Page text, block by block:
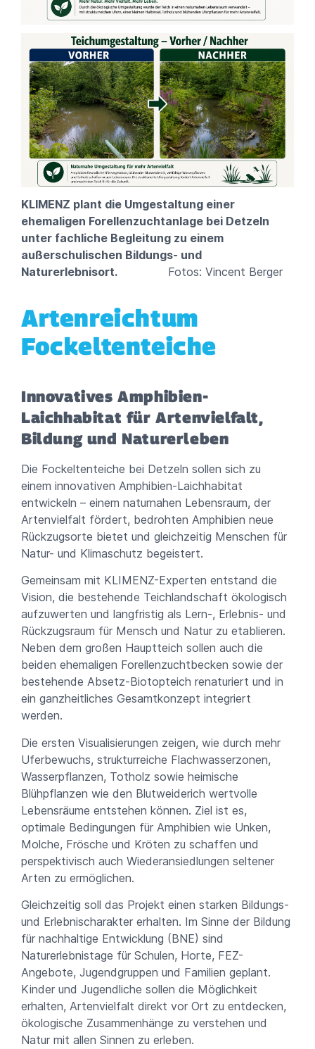
KLIMENZ plant die Umgestaltung einer
ehemaligen Forellenzuchtanlage bei Detzeln
unter fachliche Begleitung zu einem
außerschulischen Bildungs- und
Naturerlebnisort. Fotos: Vincent Berger
Artenreichtum
Fockeltenteiche
Innovatives Amphibien-
Laichhabitat für Artenvielfalt,
Bildung und Naturerleben
Die Fockeltenteiche bei Detzeln sollen sich zu
einem innovativen Amphibien-Laichhabitat
entwickeln – einem naturnahen Lebensraum, der
Artenvielfalt fördert, bedrohten Amphibien neue
Rückzugsorte bietet und gleichzeitig Menschen für
Natur- und Klimaschutz begeistert.
Gemeinsam mit KLIMENZ-Experten entstand die
Vision, die bestehende Teichlandschaft ökologisch
aufzuwerten und langfristig als Lern-, Erlebnis- und
Rückzugsraum für Mensch und Natur zu etablieren.
Neben dem großen Hauptteich sollen auch die
beiden ehemaligen Forellenzuchtbecken sowie der
bestehende Absetz-Biotopteich renaturiert und in
ein ganzheitliches Gesamtkonzept integriert
werden.
Die ersten Visualisierungen zeigen, wie durch mehr
Uferbewuchs, strukturreiche Flachwasserzonen,
Wasserpflanzen, Totholz sowie heimische
Blühpflanzen wie den Blutweiderich wertvolle
Lebensräume entstehen können. Ziel ist es,
optimale Bedingungen für Amphibien wie Unken,
Molche, Frösche und Kröten zu schaffen und
perspektivisch auch Wiederansiedlungen seltener
Arten zu ermöglichen.
Gleichzeitig soll das Projekt einen starken Bildungs-
und Erlebnischarakter erhalten. Im Sinne der Bildung
für nachhaltige Entwicklung (BNE) sind
Naturerlebnistage für Schulen, Horte, FEZ-
Angebote, Jugendgruppen und Familien geplant.
Kinder und Jugendliche sollen die Möglichkeit
erhalten, Artenvielfalt direkt vor Ort zu entdecken,
ökologische Zusammenhänge zu verstehen und
Natur mit allen Sinnen zu erleben.